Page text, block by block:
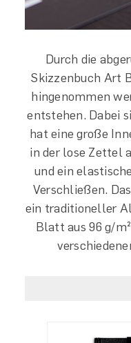
Durch die
Skizzenbuch Art
hingenommen
entstehen. Dabei
hat eine große
in der lose Zettel
und ein
Verschließen.
ein traditioneller
Blatt aus 96 g/